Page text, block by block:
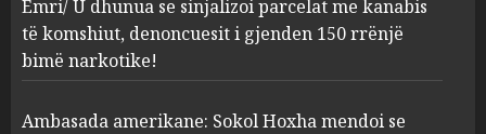
Hoxha mendoi se mund t’i
shpëtonte së kaluarës së tij,
por ne e gjetëm
Emri/ U dhunua se sinjalizoi parcelat me kanabis
të komshiut, denoncuesit i gjenden 150 rrënjë
bimë narkotike!
Ambasada amerikane: Sokol Hoxha mendoi se